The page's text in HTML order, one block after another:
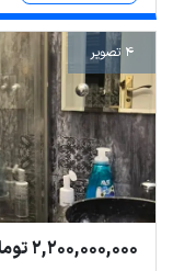
4 تصویر
2,200,000,000 تومان رهن